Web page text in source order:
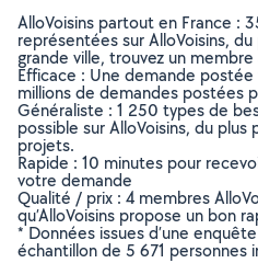
AlloVoisins partout en France :
représentées sur AlloVoisins,
grande ville, trouvez un
Efficace : Une demande
millions de demandes postées
Généraliste : 1 250 types de
possible sur AlloVoisins, du
projets.
Rapide : 10 minutes pour
votre demande
Qualité / prix : 4 membres
qu’AlloVoisins propose un bon
* Données issues d’une
échantillon de 5 671 personnes